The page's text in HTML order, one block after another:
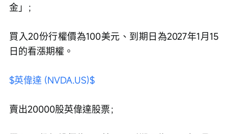
金」；
買入20份行權價為100美元、到期日為2027年1月15
日的看漲期權。
$英偉達 (NVDA.US)$
賣出20000股英偉達股票；